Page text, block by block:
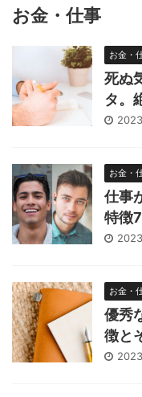
お金・仕事
お金・
死ぬ
タ。
お金・
仕事
特徴
お金・
優秀
徴と